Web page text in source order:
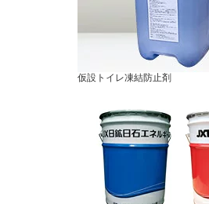
仮設トイレ凍結防止剤